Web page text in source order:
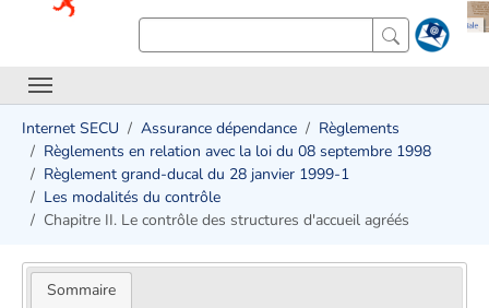
Internet SECU Assurance dépendance
Règlements
Règlements en relation avec la loi du 08 septembre 1998
Règlement grand-ducal du 28 janvier 1999-1
Les modalités du contrôle
Chapitre II. Le contrôle des structures d'accueil agréés
Sommaire